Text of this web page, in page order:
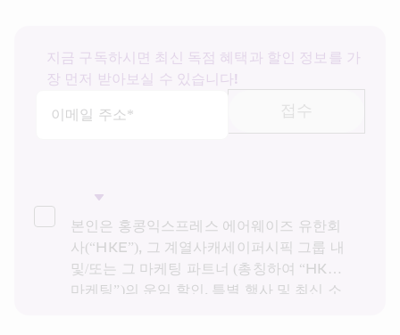
지금 구독하시면 최신 독점 혜택과 할인 정보를 가
장 먼저 받아보실 수 있습니다!
이메일 주소*
접수
본인은 홍콩익스프레스 에어웨이즈 유한회
사(“HKE”), 그 계열사캐세이퍼시픽 그룹 내
및/또는 그 마케팅 파트너 (총칭하여 “HKE
마케팅”)의 운임 할인, 특별 행사 및 최신 소